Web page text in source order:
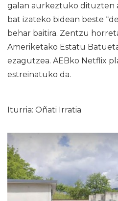
galan aurkeztuko dituzten
bat izateko bidean beste
behar baitira. Zentzu
Ameriketako Estatu
ezagutzea. AEBko Netflix
estreinatuko da.
Iturria: Oñati Irratia